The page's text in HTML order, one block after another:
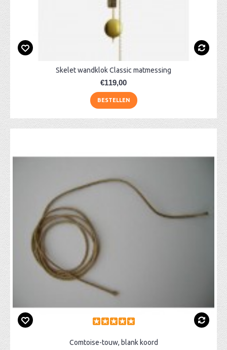
Skelet wandklok Classic matmessing
€119,00
BESTELLEN
Comtoise-touw, blank koord